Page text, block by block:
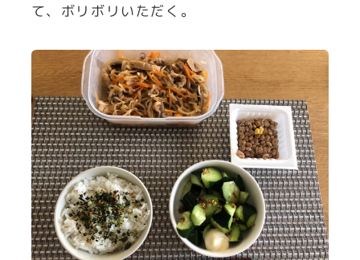
て、ボリボリいただく。